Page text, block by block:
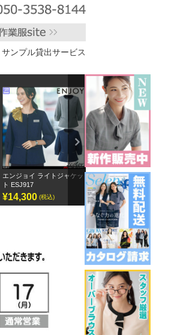
サンプル貸出サービス
エンジョイ ライトジャケッ
ト ESJ917
¥14,300 (税込)
ボンオフィス キュロット
AC3217
¥9,295 (税込)
Next